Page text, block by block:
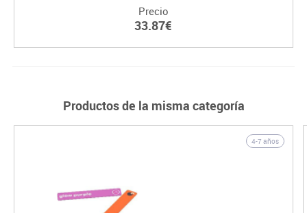
Precio
33.87€
Productos de la misma categoría
4-7 años